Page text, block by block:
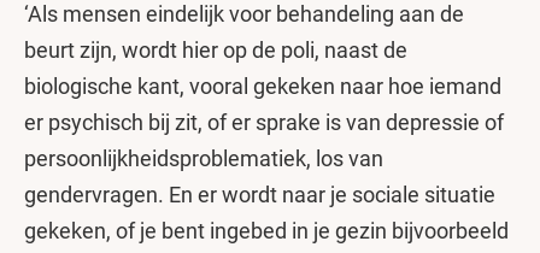
‘Als mensen eindelijk voor behandeling aan de
beurt zijn, wordt hier op de poli, naast de
biologische kant, vooral gekeken naar hoe iemand
er psychisch bij zit, of er sprake is van depressie of
persoonlijkheidsproblematiek, los van
gendervragen. En er wordt naar je sociale situatie
gekeken, of je bent ingebed in je gezin bijvoorbeeld